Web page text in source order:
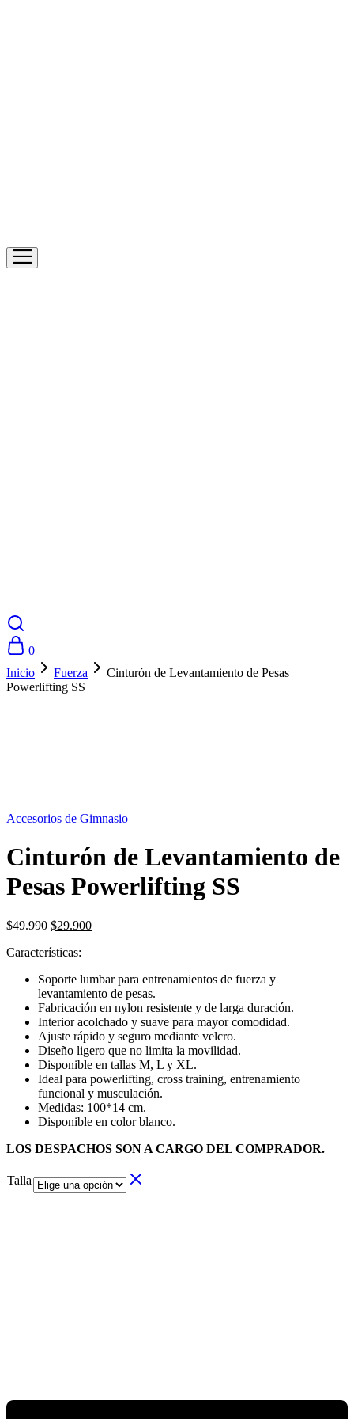
0
Inicio
Fuerza
Cinturón de Levantamiento de Pesas
Powerlifting SS
Accesorios de Gimnasio
Cinturón de Levantamiento de
Pesas Powerlifting SS
$49.990 El
original
$49.990.
$29.900El
$29.900.
Características:
Soporte lumbar para entrenamientos de fuerza y
levantamiento de pesas.
Fabricación en nylon resistente y de larga duración.
Interior acolchado y suave para mayor comodidad.
Ajuste rápido y seguro mediante velcro.
Diseño ligero que no limita la movilidad.
Disponible en tallas M, L y XL.
Ideal para powerlifting, cross training, entrenamiento
funcional y musculación.
Medidas: 100*14 cm.
Disponible en color blanco.
LOS DESPACHOS SON A CARGO DEL COMPRADOR.
Talla